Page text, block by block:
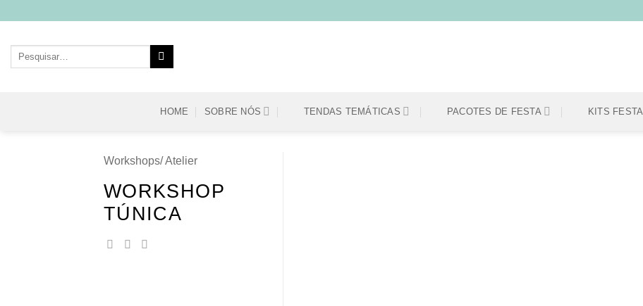
content
Pesquisar
HOME SOBRE NÓS TENDAS TEMÁTICAS PACOTES DE FESTA KITS FESTA
Workshops/ Atelier
WORKSHOP
TÚNICA